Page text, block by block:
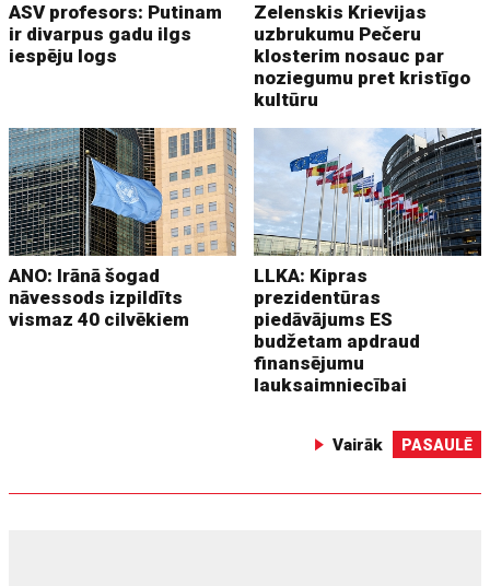
ASV profesors: Putinam
ir divarpus gadu ilgs
iespēju logs
Zelenskis Krievijas
uzbrukumu Pečeru
klosterim nosauc par
noziegumu pret kristīgo
kultūru
ANO: Irānā šogad
nāvessods izpildīts
vismaz 40 cilvēkiem
LLKA: Kipras
prezidentūras
piedāvājums ES
budžetam apdraud
finansējumu
lauksaimniecībai
Vairāk PASAULĒ